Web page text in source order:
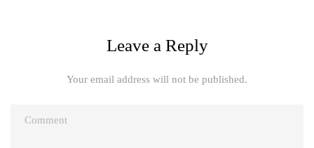
Leave a Reply
Your email address will not be published.